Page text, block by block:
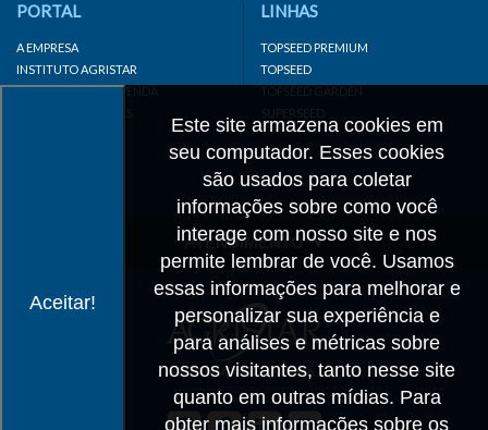
Aceitar!
Este site armazena cookies em
seu computador. Esses cookies
são usados para coletar
informações sobre como você
interage com nosso site e nos
permite lembrar de você. Usamos
essas informações para melhorar e
personalizar sua experiência e
para análises e métricas sobre
nossos visitantes, tanto nesse site
quanto em outras mídias. Para
obter mais informações sobre os
PORTAL
A EMPRESA
INSTITUTO AGRISTAR
DISTRIBUIDOR/REVENDA
LINKS IMPORTANTES
LINHAS
TOPSEED PREMIUM
TOPSEED
TOPSEED GARDEN
SUPERSEED
ATENDIMENTO
CADASTRO
TRABALHE CONOSCO